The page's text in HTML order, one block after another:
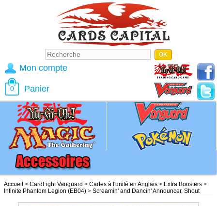
Accueil > CardFight Vanguard > Cartes à l'unité en Anglais > Extra Boosters >
Infinite Phantom Legion (EB04) > Screamin' and Dancin' Announcer, Shout
Mon compte
0 Panier